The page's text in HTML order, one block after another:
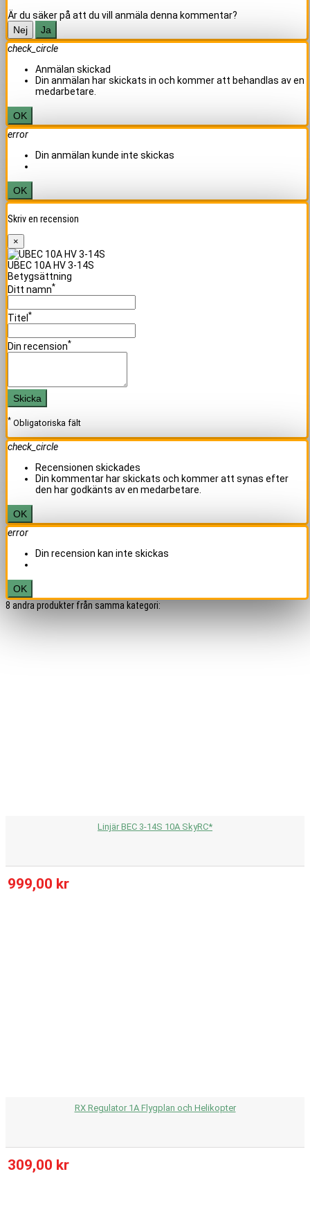
Är du säker på att du vill anmäla denna kommentar?
Nej
Ja
check_circle
Anmälan skickad
Din anmälan har skickats in och kommer att behandlas av en
medarbetare.
OK
error
Din anmälan kunde inte skickas
OK
Skriv en recension
×
UBEC 10A HV 3-14S
Betygsättning
Ditt namn*
Titel *
Din recension*
Skicka
* Obligatoriska fält
check_circle
Recensionen skickades
Din kommentar har skickats och kommer att synas efter
den har godkänts av en medarbetare.
OK
error
Din recension kan inte skickas
OK
8 andra produkter från samma kategori:
Linjär BEC 3-14S 10A SkyRC*
999,00 kr
RX Regulator 1A Flygplan och Helikopter
309,00 kr